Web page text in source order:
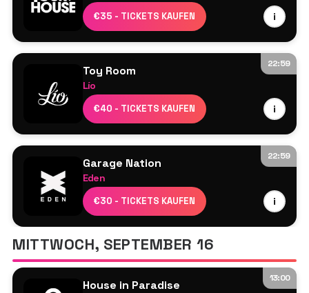
€35 - TICKETS KAUFEN i
Meduza³
James Hype
Magdalena
Kasia
Jonas Blue
Marten Lou
Mark Di Meo
22:59
Toy Room
Lío
€40 - TICKETS KAUFEN i
Umile
22:59
Garage Nation
Eden
€30 - TICKETS KAUFEN i
Heartless Crew
Matt Jam
Lamont
Ckp
Preshus
Starky
MITTWOCH, SEPTEMBER 16
13:00
House in Paradise